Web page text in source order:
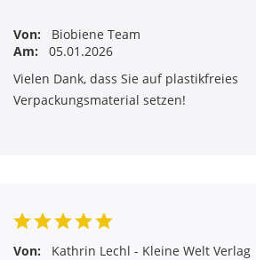
Von:
Biobiene Team
Am:
05.01.2026
Vielen Dank, dass Sie auf plastikfreies
Verpackungsmaterial setzen!
Von: Kathrin Lechl - Kleine Welt Verlag